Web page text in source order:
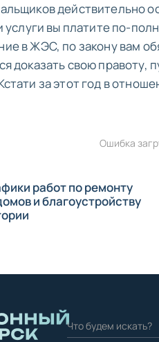
действительно
услуги вы платите по-
в ЖЭС, по закону вам
доказать свою
за этот год в
Ошибка
работ по ремонту
и благоустройству